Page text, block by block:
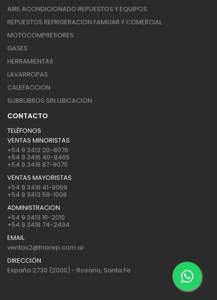
AIRE ACONDICIONADO REPUESTOS Y EQUIPOS
REPUESTOS REFRIGERACION FAMILIAR Y COMERCIAL
MOTOCOMPRESORES
GASES
HERRAMIENTAS
LAVARROPAS
CALEFACCION
SUBRUBROS SIN UBICACION
CONTACTO
TELÉFONOS
VENTAS MINORISTAS
+54 9 3413 20-8076
+54 9 3416 40-8465
+54 9 3416 87-9070
VENTAS MAYORISTAS
+54 9 3416 41-9069
+54 9 3413 58-1008
ADMINISTRACION
+54 9 3413 16-2010
+54 9 3416 74-2494
EMAIL
ventas2@friorep.com.ar
DIRECCIÓN
España 2730 (2000) - Rosario, Santa Fe